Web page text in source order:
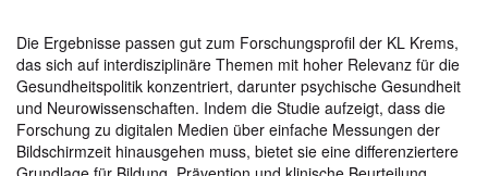
Die Ergebnisse passen gut zum Forschungsprofil der KL Krems,
das sich auf interdisziplinäre Themen mit hoher Relevanz für die
Gesundheitspolitik konzentriert, darunter psychische Gesundheit
und Neurowissenschaften. Indem die Studie aufzeigt, dass die
Forschung zu digitalen Medien über einfache Messungen der
Bildschirmzeit hinausgehen muss, bietet sie eine differenziertere